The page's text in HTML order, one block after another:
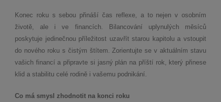
Konec roku s sebou přináší čas reflexe, a to nejen v osobním
životě, ale i ve financích. Bilancování uplynulých měsíců
poskytuje jedinečnou příležitost uzavřít starou kapitolu a vstoupit
do nového roku s čistým štítem. Zorientujte se v aktuálním stavu
vašich financí a připravte si jasný plán na příští rok, který přinese
klid a stabilitu celé rodině i vašemu podnikání.
Co má smysl zhodnotit na konci roku